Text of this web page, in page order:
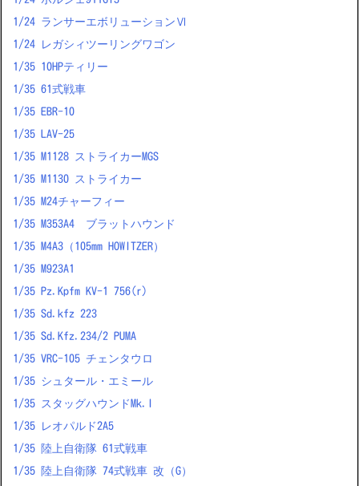
1/24 ランサーエボリューションⅥ
1/24 レガシィツーリングワゴン
1/35 10HPティリー
1/35 61式戦車
1/35 EBR-10
1/35 LAV-25
1/35 M1128 ストライカーMGS
1/35 M1130 ストライカー
1/35 M24チャーフィー
1/35 M353A4 ブラットハウンド
1/35 M4A3（105mm HOWITZER）
1/35 M923A1
1/35 Pz.Kpfm KV-1 756(r)
1/35 Sd.kfz 223
1/35 Sd.Kfz.234/2 PUMA
1/35 VRC-105 チェンタウロ
1/35 シュタール・エミール
1/35 スタッグハウンドMk.I
1/35 レオパルド2A5
1/35 陸上自衛隊 61式戦車
1/35 陸上自衛隊 74式戦車 改（G）